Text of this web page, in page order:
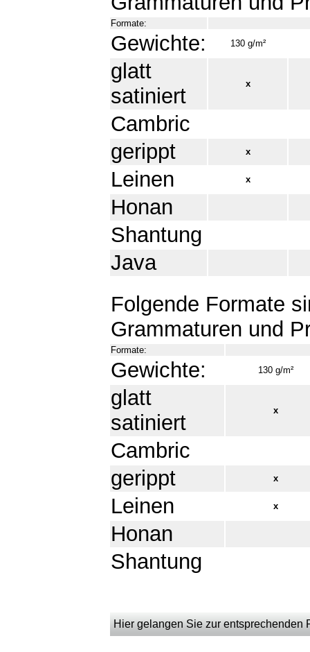
Formate:
Gewichte: 130 g/m²
glatt
satiniert
x
Cambric
gerippt
x
Leinen x
Honan
Shantung
Java
Folgende Formate
Grammaturen und
Formate:
Gewichte: 130 g/m²
glatt
satiniert
x
Cambric
gerippt
x
Leinen x
Honan
Shantung
Hier gelangen Sie zur entsprechenden